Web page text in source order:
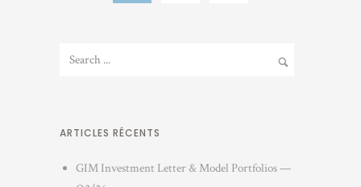
ARTICLES RÉCENTS
GIM Investment Letter & Model Portfolios —